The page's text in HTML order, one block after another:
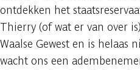
ontdekken het
Thierry (of wat er van over
Waalse Gewest en is helaas
wacht ons een